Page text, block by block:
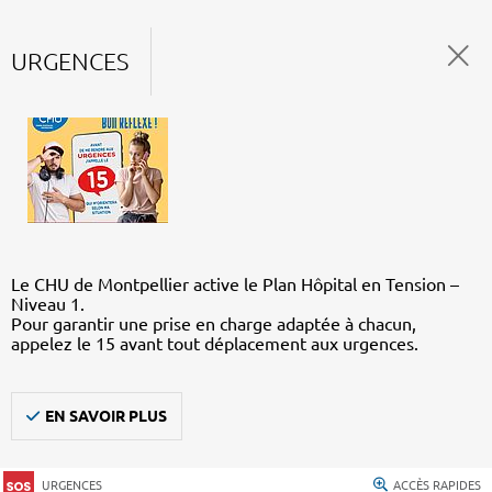
URGENCES
Le CHU de Montpellier active le Plan Hôpital en Tension –
Niveau 1.
Pour garantir une prise en charge adaptée à chacun,
appelez le 15 avant tout déplacement aux urgences.
EN SAVOIR PLUS
URGENCES ACCÈS RAPIDES